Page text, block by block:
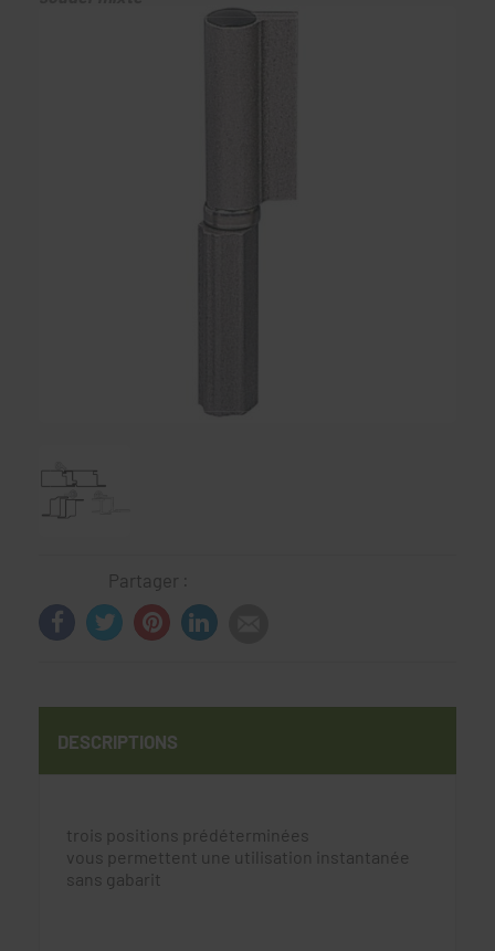
Partager :
DESCRIPTIONS
trois positions prédéterminées
vous permettent une utilisation instantanée
sans gabarit